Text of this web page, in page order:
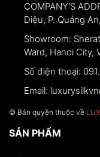
COMPANY'S
Diệu, P. Quảng
Showroom:
Ward, Hanoi City,
Số điện thoại:
Email:
© Bản quyền thuộc về
SẢN PHẨM